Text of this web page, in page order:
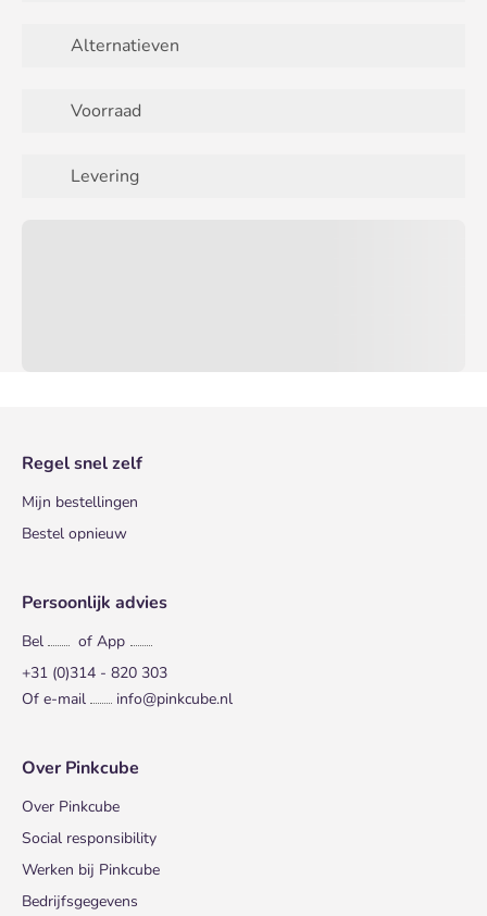
Alternatieven
Voorraad
Levering
Regel snel zelf
Mijn bestellingen
Bestel opnieuw
Persoonlijk advies
Bel
of App
+31 (0)314 - 820 303
Of e-mail
info@pinkcube.nl
Over Pinkcube
Over Pinkcube
Social responsibility
Werken bij Pinkcube
Bedrijfsgegevens